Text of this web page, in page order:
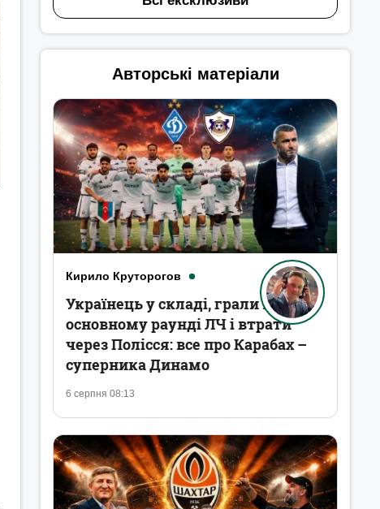
Авторські матеріали
Кирило Круторогов
6 серпня 08:13
Українець у складі, грали в
основному раунді ЛЧ і втрати
через Полісся: все про Карабах –
суперника Динамо